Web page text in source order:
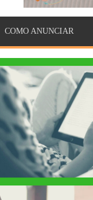
COMO ANUNCIAR